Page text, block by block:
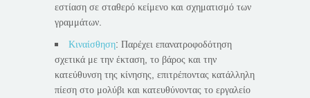
εστίαση σε σταθερό κείμενο και σχηματισμό των
γραμμάτων.
Κιναίσθηση: Παρέχει επανατροφοδότηση
σχετικά με την έκταση, το βάρος και την
κατεύθυνση της κίνησης, επιτρέποντας κατάλληλη
πίεση στο μολύβι και κατευθύνοντας το εργαλείο